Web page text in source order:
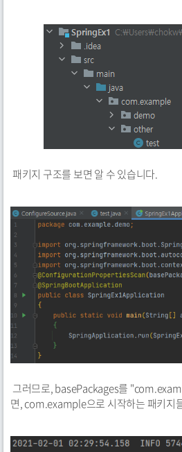
패키지 구조를 보면 알 수 있습니다.
그러므로, basePackages를
면, com.example으로 시작하는 패키지